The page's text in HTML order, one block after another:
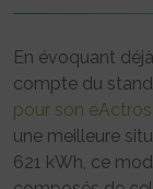
En évoquant
compte du
pour son
une meilleure
621 kWh, ce